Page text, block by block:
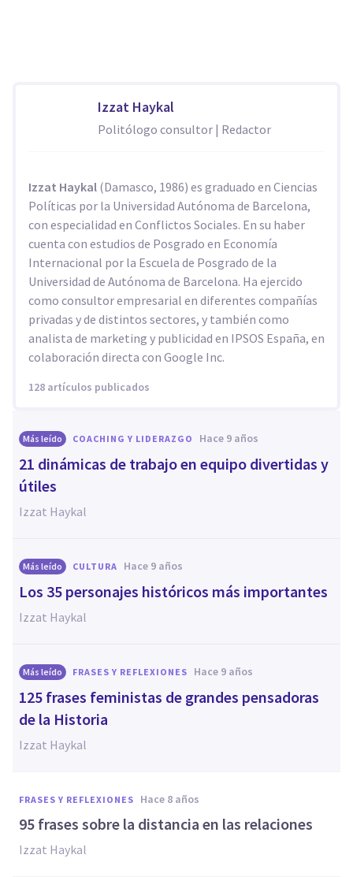
Izzat Haykal
Politólogo consultor | Redactor
Izzat Haykal (Damasco, 1986) es graduado en Ciencias
Políticas por la Universidad Autónoma de Barcelona,
con especialidad en Conflictos Sociales. En su haber
cuenta con estudios de Posgrado en Economía
Internacional por la Escuela de Posgrado de la
Universidad de Autónoma de Barcelona. Ha ejercido
como consultor empresarial en diferentes compañías
privadas y de distintos sectores, y también como
analista de marketing y publicidad en IPSOS España, en
colaboración directa con Google Inc.
128 artículos publicados
Más leído COACHING Y LIDERAZGO hace 9 años
21 dinámicas de trabajo en equipo divertidas y
útiles
Izzat Haykal
Más leído CULTURA hace 9 años
Los 35 personajes históricos más importantes
Izzat Haykal
Más leído FRASES Y REFLEXIONES hace 9 años
125 frases feministas de grandes pensadoras
de la Historia
Izzat Haykal
FRASES Y REFLEXIONES hace 8 años
95 frases sobre la distancia en las relaciones
Izzat Haykal